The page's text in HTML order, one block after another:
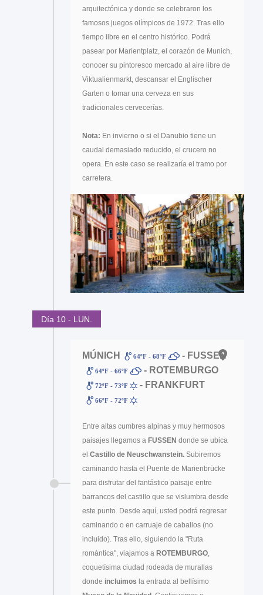
arquitectónica y donde se celebraron los
famosos juegos olímpicos de 1972. Tras ello
tiempo libre en el centro histórico. Podrá
pasear por Marientplatz, el corazón de Munich,
conocer su pintoresco mercado al aire libre de
Viktualienmarkt, descansar el Englischer
Garten o tomar una cerveza en sus
tradicionales cervecerías.
Nota: En invierno o si el Danubio tiene un
caudal demasiado reducido, el crucero no
opera. En este caso se realizaría el tramo por
carretera.
Día 10 - LUN.
MÚNICH 64ºF - 68ºF - FUSSEN
64ºF - 66ºF - ROTEMBURGO
72ºF - 73ºF - FRANKFURT
66ºF - 72ºF
Entre altas cumbres alpinas y muy hermosos
paisajes llegamos a FUSSEN donde se ubica
el Castillo de Neuschwanstein. Subiremos
caminando hasta el Puente de Marienbrücke
para disfrutar del fantástico paisaje entre
barrancos del castillo que se vislumbra desde
este punto. Desde aquí, usted podrá regresar
caminando o en carruaje de caballos (no
incluido). Tras ello, siguiendo la "Ruta
romántica", viajamos a ROTEMBURGO,
coquetísima ciudad rodeada de murallas
donde incluimos la entrada al bellísimo